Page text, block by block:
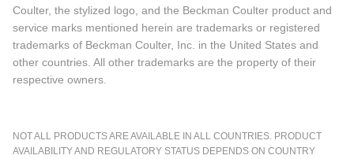
Coulter, the stylized logo, and the Beckman Coulter product and
service marks mentioned herein are trademarks or registered
trademarks of Beckman Coulter, Inc. in the United States and
other countries. All other trademarks are the property of their
respective owners.
NOT ALL PRODUCTS ARE AVAILABLE IN ALL COUNTRIES. PRODUCT
AVAILABILITY AND REGULATORY STATUS DEPENDS ON COUNTRY